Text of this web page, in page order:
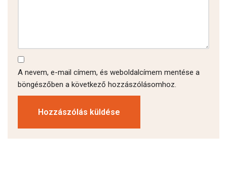
A nevem, e-mail címem, és weboldalcímem mentése a
böngészőben a következő hozzászólásomhoz.